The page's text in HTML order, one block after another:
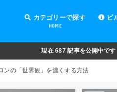
カテゴリーで探す
HOME
オンラインサロンの運営
オンラインサロンの集客
オンラインサロンの紹介
オンラインサロンの活用
法務・実務
ライブ動画配信
動画制作・編集
セキュリティ対策
Facebook運営
会費設定
オンラインサロンの開設準備
道具・機材紹介と解説
NFT
ビ
現在687 記事を公開中です
ンの「世界観」を濃くする方法